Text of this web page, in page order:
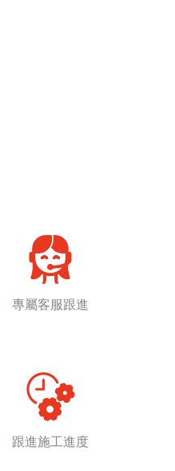
專屬客服跟進
跟進施工進度